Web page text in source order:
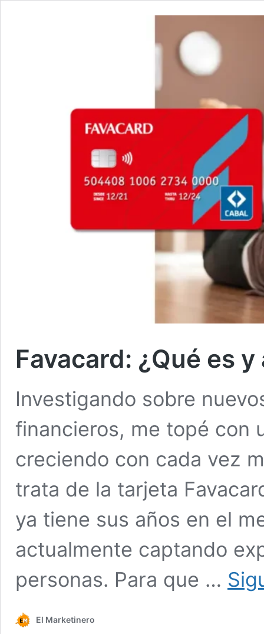
Favacard: ¿Qué es
Investigando sobre
financieros, me topé con
creciendo con cada vez
trata de la tarjeta
ya tiene sus años en el
actualmente captando
personas. Para que …
El Marketinero